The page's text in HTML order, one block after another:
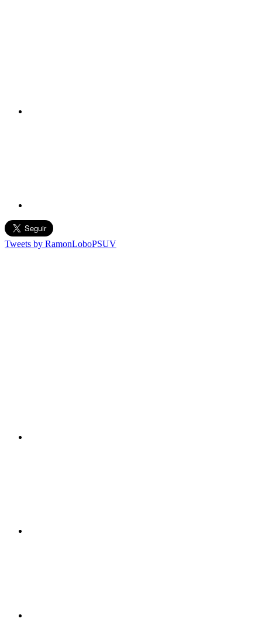
Tweets by RamonLoboPSUV